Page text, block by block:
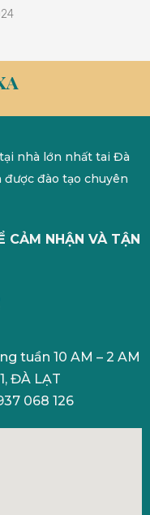
nhà lớn nhất tai Đà
đào tạo chuyên
CẢM NHẬN VÀ TẬN
tuần 10 AM – 2 AM
ĐÀ LẠT
068 126